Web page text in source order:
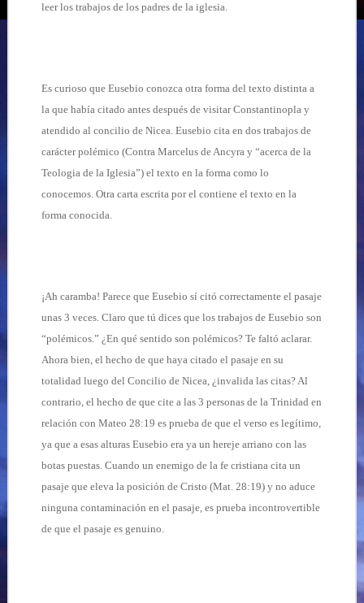
leer los trabajos de los padres de la iglesia.
Es curioso que Eusebio conozca otra forma del texto distinta a
la que había citado antes después de visitar Constantinopla y
atendido al concilio de Nicea. Eusebio cita en dos trabajos de
carácter polémico (Contra Marcelus de Ancyra y “acerca de la
Teologia de la Iglesia”) el texto en la forma como lo
conocemos. Otra carta escrita por el contiene el texto en la
forma conocida.
¡Ah caramba! Parece que Eusebio sí citó correctamente el pasaje
unas 3 veces. Claro que tú dices que los trabajos de Eusebio son
“polémicos.” ¿En qué sentido son polémicos? Te faltó aclarar.
Ahora bien, el hecho de que haya citado el pasaje en su
totalidad luego del Concilio de Nicea, ¿invalida las citas? Al
contrario, el hecho de que cite a las 3 personas de la Trinidad en
relación con Mateo 28:19 es prueba de que el verso es legítimo,
ya que a esas alturas Eusebio era ya un hereje arriano con las
botas puestas. Cuando un enemigo de la fe cristiana cita un
pasaje que eleva la posición de Cristo (Mat. 28:19) y no aduce
ninguna contaminación en el pasaje, es prueba incontrovertible
de que el pasaje es genuino.